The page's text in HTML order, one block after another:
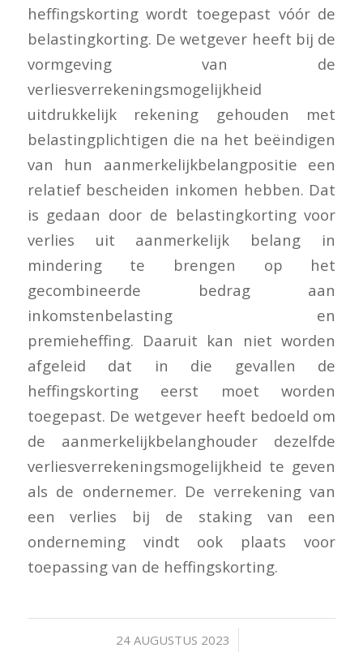
heffingskorting wordt toegepast vóór de
belastingkorting. De wetgever heeft bij de
vormgeving van de
verliesverrekeningsmogelijkheid
uitdrukkelijk rekening gehouden met
belastingplichtigen die na het beëindigen
van hun aanmerkelijkbelangpositie een
relatief bescheiden inkomen hebben. Dat
is gedaan door de belastingkorting voor
verlies uit aanmerkelijk belang in
mindering te brengen op het
gecombineerde bedrag aan
inkomstenbelasting en
premieheffing. Daaruit kan niet worden
afgeleid dat in die gevallen de
heffingskorting eerst moet worden
toegepast. De wetgever heeft bedoeld om
de aanmerkelijkbelanghouder dezelfde
verliesverrekeningsmogelijkheid te geven
als de ondernemer. De verrekening van
een verlies bij de staking van een
onderneming vindt ook plaats voor
toepassing van de heffingskorting.
24 AUGUSTUS 2023
/